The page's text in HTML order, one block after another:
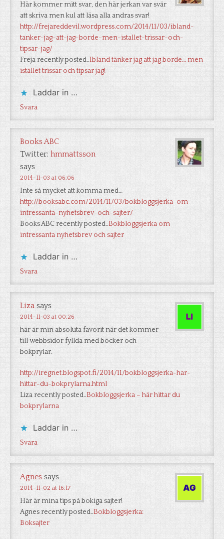
Här kommer mitt svar, den här jerkan var svår
att skriva men kul att läsa alla andras svar!
http://frejareddevil.wordpress.com/2014/11/03/ibland-
tanker-jag-att-jag-borde-men-istallet-trissar-och-
tipsar-jag/
Freja recently posted..Ibland tänker jag att jag borde… men
istället trissar och tipsar jag!
Laddar in …
Svara
Books ABC
Twitter: hmmattsson
says
2014-11-03 at 06:06
Inte så mycket att komma med…
http://booksabc.com/2014/11/03/bokbloggsjerka-om-
intressanta-nyhetsbrev-och-sajter/
Books ABC recently posted..Bokbloggsjerka om
intressanta nyhetsbrev och sajter
Laddar in …
Svara
Liza says
2014-11-03 at 00:26
här är min absoluta favorit när det kommer
till webbsidor fyllda med böcker och
bokprylar.
http://iregnet.blogspot.fi/2014/11/bokbloggsjerka-har-
hittar-du-bokprylarna.html
Liza recently posted..Bokbloggsjerka – här hittar du
bokprylarna
Laddar in …
Svara
Agnes says
2014-11-02 at 16:17
Här är mina tips på bokiga sajter!
Agnes recently posted..Bokbloggsjerka:
Boksajter